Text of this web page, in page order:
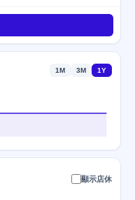
1M 3M 1Y
顯示店休